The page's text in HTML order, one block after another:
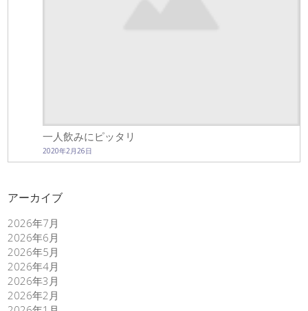
一人飲みにピッタリ
2020年2月26日
アーカイブ
2026年7月
2026年6月
2026年5月
2026年4月
2026年3月
2026年2月